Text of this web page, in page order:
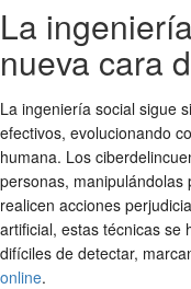
La
nueva cara
La ingeniería social sigue
efectivos, evolucionando
humana. Los
personas, manipulándolas
realicen acciones
artificial, estas técnicas se
difíciles de detectar,
online.